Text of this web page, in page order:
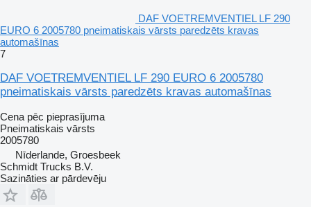
DAF VOETREMVENTIEL LF 290
EURO 6 2005780 pneimatiskais vārsts paredzēts kravas
automašīnas
7
DAF VOETREMVENTIEL LF 290 EURO 6 2005780
pneimatiskais vārsts paredzēts kravas automašīnas
Cena pēc pieprasījuma
Pneimatiskais vārsts
2005780
Nīderlande, Groesbeek
Schmidt Trucks B.V.
Sazināties ar pārdevēju